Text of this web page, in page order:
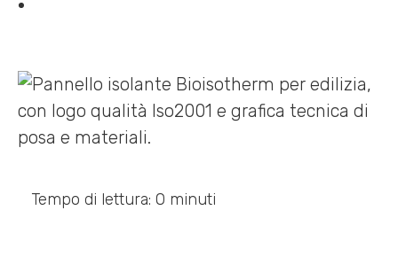
Tempo di lettura: 0 minuti